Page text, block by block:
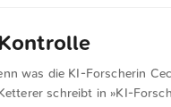
was die KI-Forscherin
schreibt in »KI-